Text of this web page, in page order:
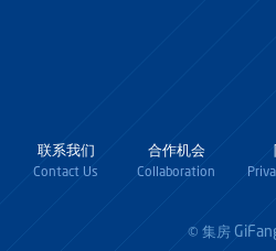
联系我们
Contact Us
合作机会
Collaboration
© 集房